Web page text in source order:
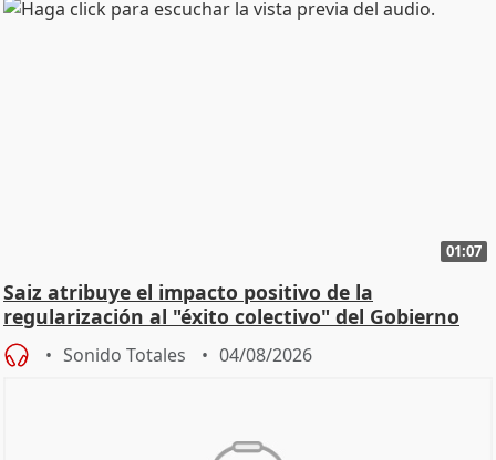
01:07
Saiz atribuye el impacto positivo de la
regularización al "éxito colectivo" del Gobierno
Sonido Totales 04/08/2026